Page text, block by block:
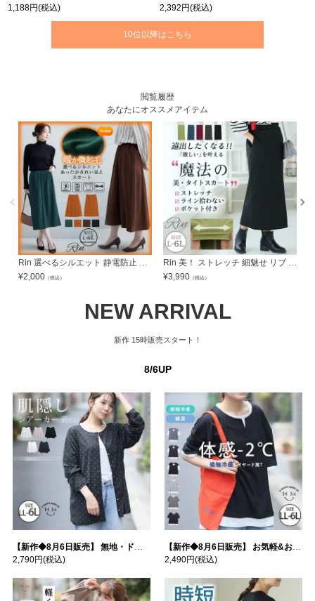
1,188円(税込) 2,392円(税込)
10位以降はこちら
閲覧履歴
あなたにオススメアイテム
Rin 選べるシルエット 静電防止 カットジョーゼット 裏起毛スカート（フレア/ナロー） | 大きいサイズの通販ならハッピーマリリン
¥2,000 （税込）
Rin 美！ ストレッチ 細魅せ リブ タイトスカート | 大きいサイズの通販ならハッピーマリリン
¥3,990 （税込）
NEW ARRIVAL
新作 15時販売スタート！
8/6UP
【新作◆8月6日販売】 無地・ドット柄から選べる 忍ばせ 活躍 シアー カーデ | 大きいサイズの通販ならハッピーマリリン
2,790円(税込)
【新作◆8月6日販売】 お気軽&お手軽 選べるデザイン 接触冷感 レイヤード風 コットン トップス | 大きいサイズの通販ならハッピーマリリン
2,490円(税込)